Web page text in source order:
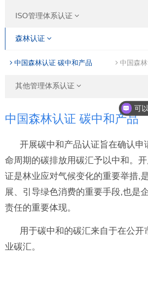
ISO管理体系认证
森林认证
中国森林认证 碳中和产品 中国森
其他管理体系认证
中国森林认证 碳中和产品
开展碳中和产品认证旨在确认申
命周期的碳排放用碳汇予以中和。
证是林业应对气候变化的重要举措,
展、引导绿色消费的重要手段,也是
责任的重要体现。
用于碳中和的碳汇来自于在公开
业碳汇。